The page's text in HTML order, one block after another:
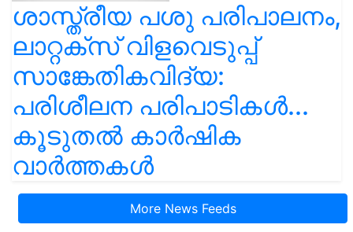
ശാസ്ത്രീയ പശു പരിപാലനം,
ലാറ്റക്സ് വിളവെടുപ്പ്
സാങ്കേതികവിദ്യ:
പരിശീലന പരിപാടികൾ...
കൂടുതൽ കാർഷിക
വാർത്തകൾ
More News Feeds